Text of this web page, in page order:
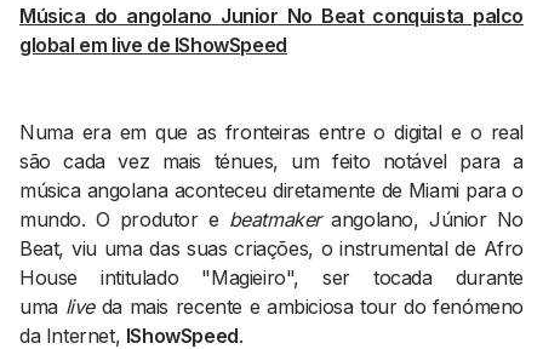
Música do angolano Junior No Beat conquista palco
global em live de IShowSpeed
Numa era em que as fronteiras entre o digital e o real
são cada vez mais ténues, um feito notável para a
música angolana aconteceu diretamente de Miami para o
mundo. O produtor e beatmakerangolano, Júnior No
Beat, viu uma das suas criações, o instrumental de Afro
House intitulado "Magieiro", ser tocada durante
uma liveda mais recente e ambiciosa tour do fenómeno
da Internet, IShowSpeed.